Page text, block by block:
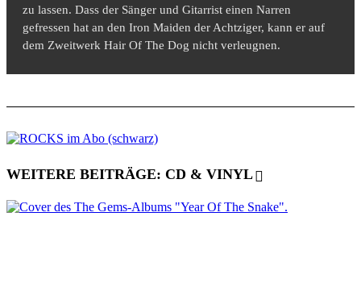
zu lassen. Dass der Sänger und Gitarrist einen Narren
gefressen hat an den Iron Maiden der Achtziger, kann er auf
dem Zweitwerk Hair Of The Dog nicht verleugnen.
WEITERE BEITRÄGE: CD & VINYL